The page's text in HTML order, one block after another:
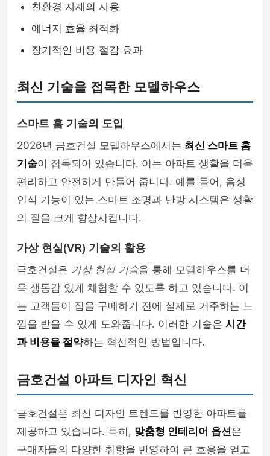
친환경 자재의 사용
에너지 효율 최적화
장기적인 비용 절감 효과
최신 기술을 접목한 모델하우스
스마트 홈 기술의 도입
2026년 금호건설 모델하우스에서는 최신 스마트 홈
기술이 접목되어 있습니다. 이는 아파트 생활을 더욱
편리하고 안전하게 만들어 줍니다. 예를 들어, 음성
인식 기능이 있는 스마트 조명과 난방 시스템은 생활
의 질을 크게 향상시킵니다.
가상 현실(VR) 기술의 활용
금호건설은 가상 현실 기술을 통해 모델하우스를 더
욱 생동감 있게 체험할 수 있도록 하고 있습니다. 이
는 고객들이 집을 구매하기 전에 실제로 거주하는 느
낌을 받을 수 있게 도와줍니다. 이러한 기술은 시간
과 비용을 절약하는 혁신적인 방법입니다.
금호건설 아파트 디자인 혁신
금호건설은 최신 디자인 트렌드를 반영한 아파트를
제공하고 있습니다. 특히, 맞춤형 인테리어 옵션은
구매자들의 다양한 취향을 반영하여 큰 호응을 얻고